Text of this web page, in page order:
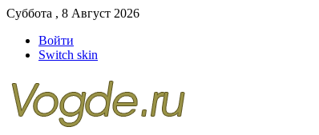
Суббота , 8 Август 2026
Войти
Switch skin